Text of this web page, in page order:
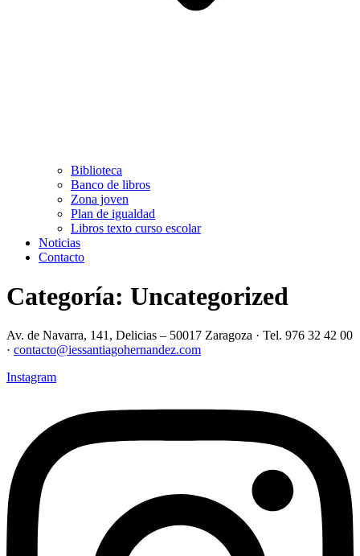
Biblioteca
Banco de libros
Zona joven
Plan de igualdad
Libros texto curso escolar
Noticias
Contacto
Categoría: Uncategorized
Av. de Navarra, 141, Delicias – 50017 Zaragoza · Tel. 976 32 42 00
· contacto@iessantiagohernandez.com
Instagram